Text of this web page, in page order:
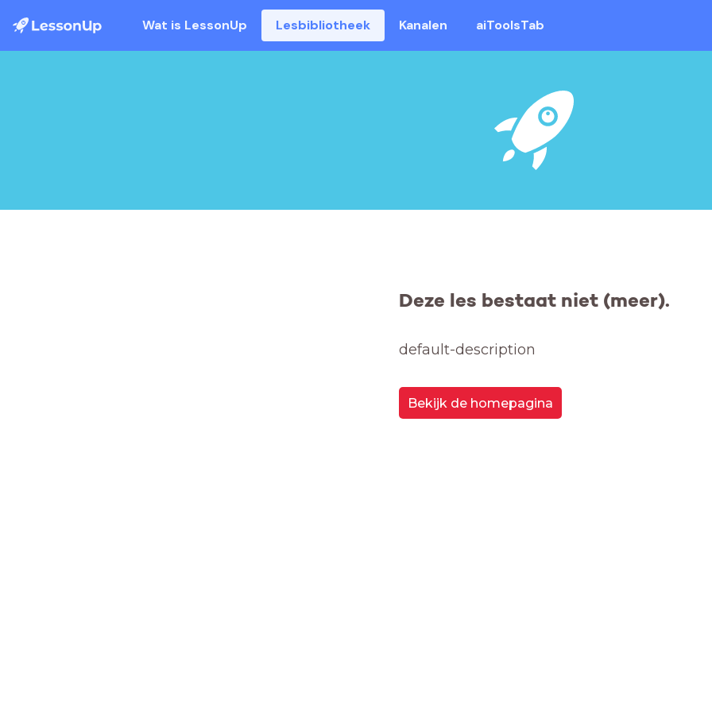
Wat is LessonUp Lesbibliotheek Kanalen aiToolsTab
Deze les bestaat niet (meer).
default-description
Bekijk de homepagina